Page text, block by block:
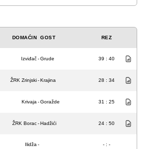
DOMAĆIN GOST REZ
Izviđač-Grude 39 : 40
ŽRK Zrinjski-Krajina 28 : 34
Krivaja -Goražde 31 : 25
ŽRK Borac-Hadžići 24 : 50
Ilidža - - : -